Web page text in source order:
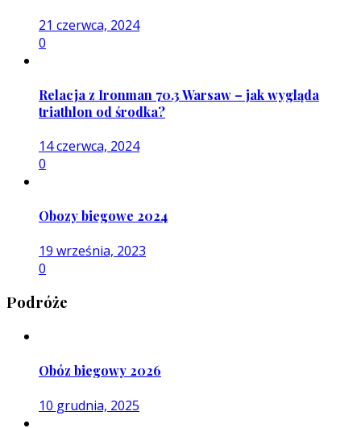
21 czerwca, 2024
0
Relacja z Ironman 70.3 Warsaw – jak wygląda
triathlon od środka?
14 czerwca, 2024
0
Obozy biegowe 2024
19 września, 2023
0
Podróże
Obóz biegowy 2026
10 grudnia, 2025